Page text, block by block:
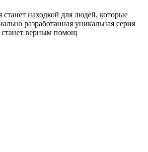
находкой для людей, которые
разработанная уникальная серия
верным помощ